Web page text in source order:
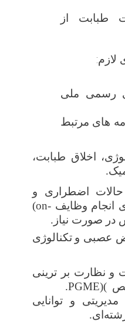
طبابت از
رسمی ملی
‌های مرتبط
اخلاق طبابت،
حالات اضطراری و
انجام وظایف (on-
در صورت نیاز .
عصبی و تکنالوژی
و نظارت بر ترینی
(
PGME)
.
و توانایی